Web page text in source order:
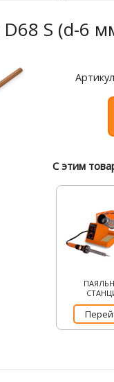
S (d-6
С этим